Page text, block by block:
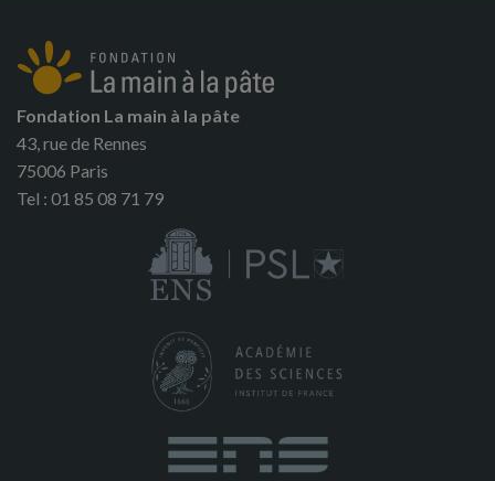
Fondation La main à la pâte
43, rue de Rennes
75006 Paris
Tel : 01 85 08 71 79